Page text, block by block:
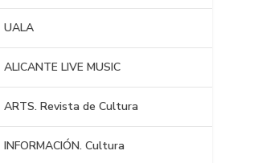
UALA
ALICANTE LIVE MUSIC
ARTS. Revista de Cultura
INFORMACIÓN. Cultura